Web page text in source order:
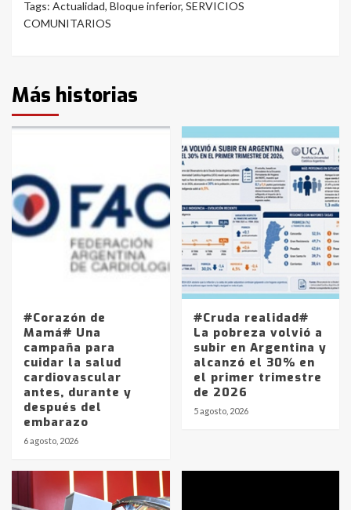
Tags: Actualidad, Bloque inferior, SERVICIOS
COMUNITARIOS
Más historias
#Corazón de
Mamá# Una
campaña para
cuidar la salud
cardiovascular
antes, durante y
después del
embarazo
6 agosto, 2026
#Cruda realidad#
La pobreza volvió a
subir en Argentina y
alcanzó el 30% en
el primer trimestre
de 2026
5 agosto, 2026